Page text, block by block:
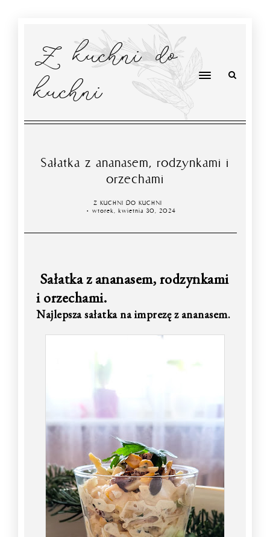
Z kuchni do
kuchni
Sałatka z ananasem, rodzynkami i
orzechami
Z KUCHNI DO KUCHNI
wtorek, kwietnia 30, 2024
Sałatka z ananasem, rodzynkami
i orzechami.
Najlepsza sałatka na imprezę z ananasem.